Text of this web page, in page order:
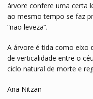
árvore confere uma certa
ao mesmo tempo se faz
“não leveza”.
A árvore é tida como eixo
de verticalidade entre o
ciclo natural de morte e
Ana Nitzan